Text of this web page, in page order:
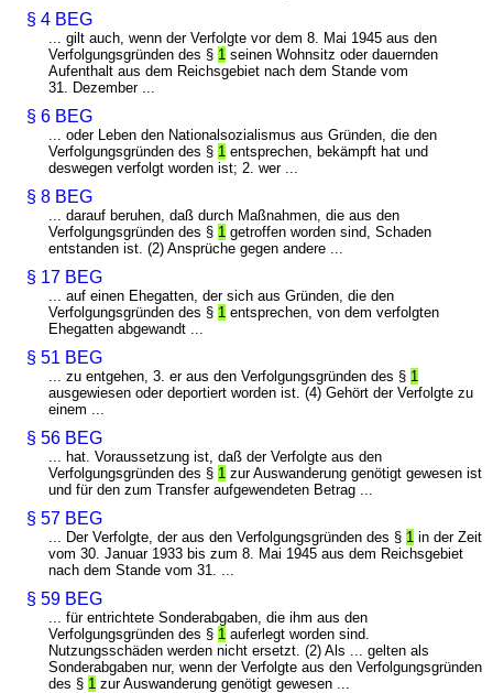
§ 4 BEG
... gilt auch, wenn der Verfolgte vor dem 8. Mai 1945 aus den
Verfolgungsgründen des § 1 seinen Wohnsitz oder dauernden
Aufenthalt aus dem Reichsgebiet nach dem Stande vom
31. Dezember ...
§ 6 BEG
... oder Leben den Nationalsozialismus aus Gründen, die den
Verfolgungsgründen des § 1 entsprechen, bekämpft hat und
deswegen verfolgt worden ist; 2. wer ...
§ 8 BEG
... darauf beruhen, daß durch Maßnahmen, die aus den
Verfolgungsgründen des § 1 getroffen worden sind, Schaden
entstanden ist. (2) Ansprüche gegen andere ...
§ 17 BEG
... auf einen Ehegatten, der sich aus Gründen, die den
Verfolgungsgründen des § 1 entsprechen, von dem verfolgten
Ehegatten abgewandt ...
§ 51 BEG
... zu entgehen, 3. er aus den Verfolgungsgründen des § 1
ausgewiesen oder deportiert worden ist. (4) Gehört der Verfolgte zu
einem ...
§ 56 BEG
... hat. Voraussetzung ist, daß der Verfolgte aus den
Verfolgungsgründen des § 1 zur Auswanderung genötigt gewesen ist
und für den zum Transfer aufgewendeten Betrag ...
§ 57 BEG
... Der Verfolgte, der aus den Verfolgungsgründen des § 1 in der Zeit
vom 30. Januar 1933 bis zum 8. Mai 1945 aus dem Reichsgebiet
nach dem Stande vom 31. ...
§ 59 BEG
... für entrichtete Sonderabgaben, die ihm aus den
Verfolgungsgründen des § 1 auferlegt worden sind.
Nutzungsschäden werden nicht ersetzt. (2) Als ... gelten als
Sonderabgaben nur, wenn der Verfolgte aus den Verfolgungsgründen
des § 1 zur Auswanderung genötigt gewesen ...